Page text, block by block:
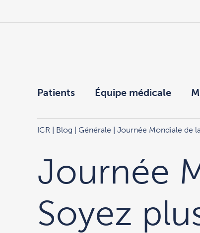
Patients Équipe médicale
ICR Blog Générale | Journée Mondiale de
Journée
Soyez